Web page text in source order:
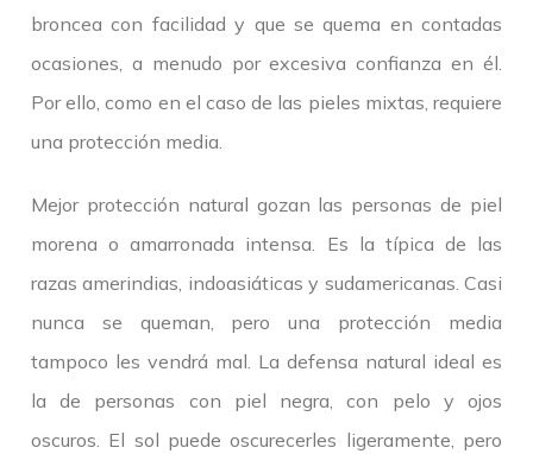
broncea con facilidad y que se quema en contadas
ocasiones, a menudo por excesiva confianza en él.
Por ello, como en el caso de las pieles mixtas, requiere
una protección media.
Mejor protección natural gozan las personas de piel
morena o amarronada intensa. Es la típica de las
razas amerindias, indoasiáticas y sudamericanas. Casi
nunca se queman, pero una protección media
tampoco les vendrá mal. La defensa natural ideal es
la de personas con piel negra, con pelo y ojos
oscuros. El sol puede oscurecerles ligeramente, pero